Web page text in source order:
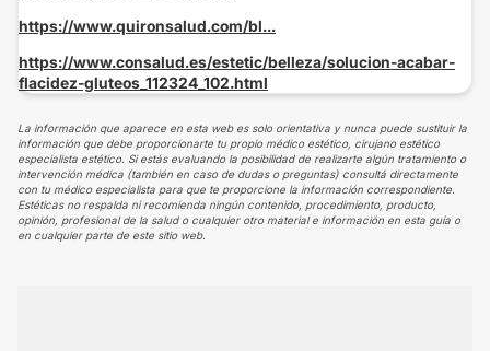
https://www.quironsalud.com/bl...
https://www.consalud.es/estetic/belleza/solucion-acabar-
flacidez-gluteos_112324_102.html
La información que aparece en esta web es solo orientativa y nunca puede sustituir la
información que debe proporcionarte tu propio médico estético, cirujano estético
especialista estético. Si estás evaluando la posibilidad de realizarte algún tratamiento o
intervención médica (también en caso de dudas o preguntas) consultá directamente
con tu médico especialista para que te proporcione la información correspondiente.
Estéticas no respalda ni recomienda ningún contenido, procedimiento, producto,
opinión, profesional de la salud o cualquier otro material e información en esta guía o
en cualquier parte de este sitio web.